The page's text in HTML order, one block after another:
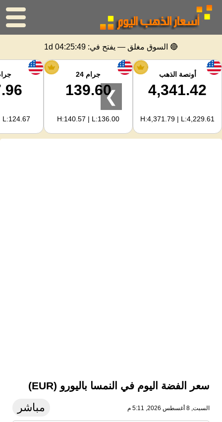
الرئيسية
سعر الذهب
اسعار الفضه
حاسبة الذهب
🔴 السوق مغلق — يفتح في: 1d 04:25:48
أونصة الذهب
4,341.42
H:4,371.79 | L:4,229.61
جرام 24
139.60
H:140.57 | L:136.00
L:124.67
❯
سعر الفضة اليوم في النمسا باليورو (EUR)
السبت, 8 أغسطس 2026, 5:11 م مباشر